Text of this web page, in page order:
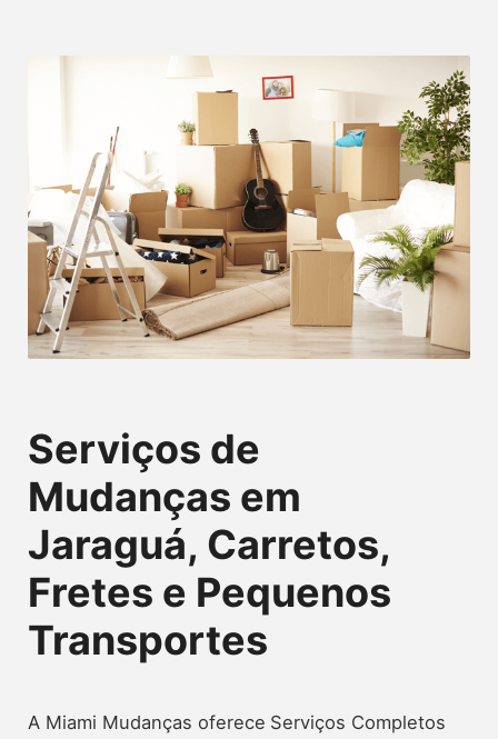
Serviços de
Mudanças em
Jaraguá, Carretos,
Fretes e Pequenos
Transportes
A Miami Mudanças oferece Serviços Completos